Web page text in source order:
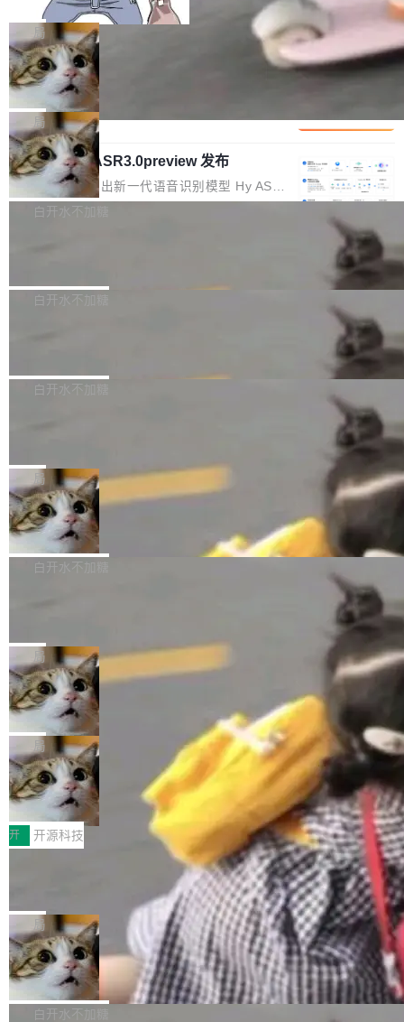
x / Harmony PC curl -fsSL https://solon.noea
r.org/solon...
文窗口。随着项目规模的持续扩张与代码历史的
不断累积，代码仓中的模块关系、接口契约、业
务逻辑等关键信息往往分散于数十乃至数百个文
件之中，形成高度复杂的知识关联网络。传统的
代码检索手段（如关键词匹配、目录遍历）仅能
在语法层面完成文本定位，难以触及代码的语义
内涵与结构关联，导致开发者使用代码智能体在
理解大规模代码仓时面临显著"代码仓理解"瓶
颈。 代码仓深度理解服务（以下简称" CodeBas
e深度理解服务"）是华为云码道（CodeA...
师删光 89TB 数据只为干私活
最高人民检察院8月4日公布了一起案件：北京一
名90后算法工程师王某，为了给自己接的私活腾
服务器空间，删光了公司AI游戏部门的全部核心
数据。 王某2024年1月入职东城区某科技公司AI
短剧部门，有互联网大厂背景。在公司内部架构
调整期间，部门三次通知全员将数据从A集群迁
移到B集群，王某都回复了"收到"。 他没有迁移
数据。2024年9月3日下午4点，他使用此前登录
的账号密码进入A集群，输入了一条被程序员圈
称为"删库跑路"的命令——最高管理员权限、无
自研的多个文生3D和...
局
Cloudflare 分享推理优化实践：KV ca
che 量化 + 权重压缩，吞吐量提升 4
1%，成本降 30%
Kimi 和 GLM 是当前最强的大模型系列之一，但
它们有一个共同的问题：太吃显存了。月之暗面
的 Kimi K 系列和智谱的 GLM 都是长上下文、M
oE 架构的大模型，好用到让人上瘾，但 GPU 显
存永远不够用。 Cloudflare 的 Workers AI 团队
一直在跑这些模型的推理。他们在官方博客上发
整性保护。效果是：吞吐量提升 41%，每 token
局
腾讯混元 Hy ASR3.0preview 发布
腾讯混元正式推出新一代语音识别模型 Hy ASR
3.0preview。基于最新一代大语言模型 Hy3 的
让语音识别不再只是听清，而是真正听懂。通过
w 不要求标准普通话，方言识别覆盖粤语、吴语
白开水不加糖
新和少量网页兼容性修复版本。 Changes/fixe
容提供的字体时出现的几个问题 为避免音频加
质的最低采样率）的音频格式将被拒绝 修复了 C
SS 圆角虚线样式中可能存在的问题 如果表单中
的图像元素不在同一个子树中，则它们将不再关
联 加...
白开水不加糖
发布的 Release Notes，他利用 AI 工具（如 Co
最强的若干项。对于尚未正式发版的 PG 19，则
通过拉取过去一年内（从 PG 18 Beta1 时间点
至今）的所有 commit，同样交由 AI 分析提炼。
经过人工复核，准确度令人满意。这一方法也为
社区爱好者提供了高效跟踪新版本的思路。
白开水不加糖
维护工作一直与我的日常工作、家务、社交生活
和休闲娱乐竞争时间。" 这是 libexpat 维护者 S
ebastian Pipping 写在博客里的话。8 月 4 日，
他宣布了一个新消息：从 2026 年 8 月 1 日起，
他可以全职维护 libexpat 了，最长 6 个月。发
库之一。你的操作系统、浏览器、无数的基础设
施软件，很可能都在用它。而过去十年，维护它
的人一直在用业余...
局
Firefox 153.0.3 发布
Firefox 153.0.3 现已发布，具体更新内容如
下： New Smart Window 包含多项增强功能：
gi?id=2019042">Bug&nbsp;2019042</a>）</l
i> <li>现在，助手可以直接使用 Exa 的网络搜索
结果回答问题，而无需将问题转交给搜索引擎。
（<a href="https://bugzilla.mozilla.org/show_
bug.cgi?id=204...
白开水不加糖
的 npm 包。项目的核心论点是：容器不适合 Ag
ent 计算。真正适合的，是 Isolate。 Cloudflare
工程师在这件事上没什么可谦虚的——他们用 W
orkers 跑了十年 Isolate。用 CEO Matthew Pri
nce 的话说：「我们一生都在用 Isolate 运行代
码，而 AI Agent 不需要容器，它们需要的是 Iso
late。」 容器为什么不合适 容器的问题在于启动
和销毁都太重了。一个 Agent 要执行的任务可能
只需要几毫秒的 CPU 时间，但容器从冷启动到
就绪要花数秒。如果未来有十...
局
OpenAI 公开邮件和聊天记录回应苹果
诉讼，称“Apple is getting this wron
g”
上个月，苹果一纸诉状把 OpenAI 告上法庭，指
控其挖角苹果前员工并窃取商业秘密。苹果的诉
状把 OpenAI 描述成一个系统性地从前东家挖
人、套取机密信息的对手。 OpenAI 没发律师
函，也没选择庭外沉默。它在官网贴了一篇博
文，标题只有六个字：Apple is getting this wro
ng。 然后，它把邮件往来和 iMessage 聊天记
录全贴了出来。 他发错人了 苹果外部律师 Gabr
iel Gross 来自 Weil 律所，2 月 23 日下午 5:53
给 OpenAI 总法律顾问 Che Chang 发了封邮
件，附了一封长信，要求 OpenAI 配合调查前苹
果员工带走机密信...
局
HUAWEI MatePad Edge上架WorkBu
ddy鸿蒙PC版，说话就能干活的AI办公
搭子
全能AI工作台WorkBuddy鸿蒙PC版上架HUAWE
I MatePad Edge应用市场，直接下载即可使
用，与鸿蒙电脑上的体验一致。值得一提的是，
这是目前市面上唯一支持平板接入WorkBuddy P
C版的产品，搭载“人机双写”重磅功能——你写
你的，AI写AI的，同屏协作互不干扰。一句话让
AI帮你干活，现在开启全新体验！ 温馨提示：
体验WorkBuddy鸿蒙PC版前，请将 HUAWEI M
atePad Edge 升级至 HarmonyOS 6.1.0.135S
P9 patch03及以上版本。 *升级路径：设置 > 搜
开 开源科技
FFmpeg 9.0 发布：代号“Lei”，以此纪
全球知名开源多媒体框架 FFmpeg 今天正式发
布了 9.0 版本。这个版本除了带来新一代音视频
处理能力和硬件加速支持之外，还有一个特殊之
处：FFmpeg 9.0 的代号是“Lei”。 这个名字，
来自中国开发者雷霄骅（Lei Xiaohua）。 对于
很多中国音视频开发者而言，这个名字并不陌
局
亚马逊成本失控：AI 写代码烧掉 1215
万元，超预算 860%
外媒近日曝光了亚马逊的多份内部报告显示，AI
导致公司在多个项目上超支。《金融时报》报道
白开水不加糖